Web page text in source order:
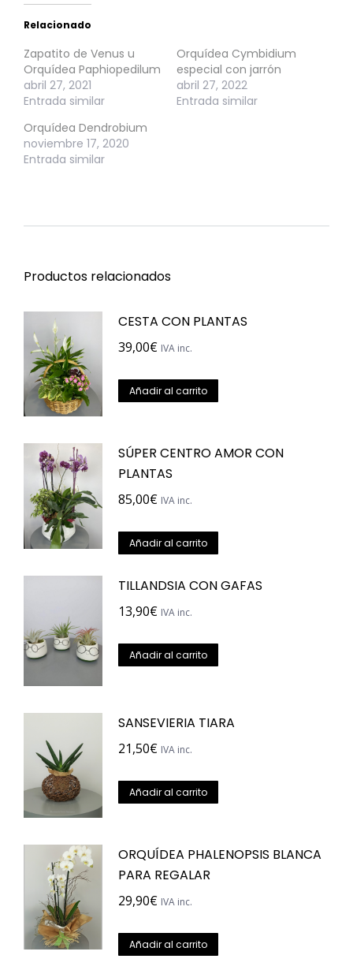
Relacionado
Zapatito de Venus u
Orquídea Paphiopedilum
abril 27, 2021
Entrada similar
Orquídea Cymbidium
especial con jarrón
abril 27, 2022
Entrada similar
Orquídea Dendrobium
noviembre 17, 2020
Entrada similar
Productos relacionados
CESTA CON PLANTAS
39,00€ IVA inc.
Añadir al carrito
SÚPER CENTRO AMOR CON
PLANTAS
85,00€ IVA inc.
Añadir al carrito
TILLANDSIA CON GAFAS
13,90€ IVA inc.
Añadir al carrito
SANSEVIERIA TIARA
21,50€ IVA inc.
Añadir al carrito
ORQUÍDEA PHALENOPSIS BLANCA
PARA REGALAR
29,90€ IVA inc.
Añadir al carrito